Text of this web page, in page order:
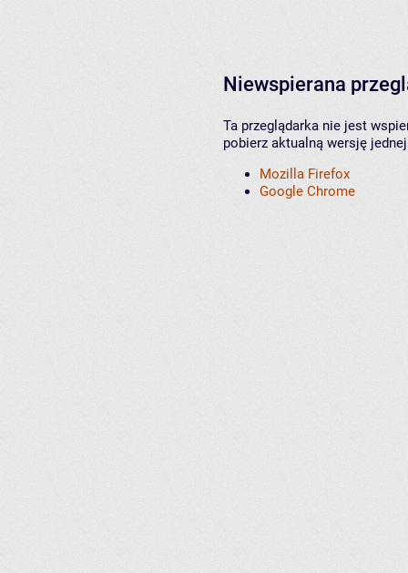
Niewspierana
Ta przeglądarka nie jest
pobierz aktualną wersję
Mozilla Firefox
Google Chrome